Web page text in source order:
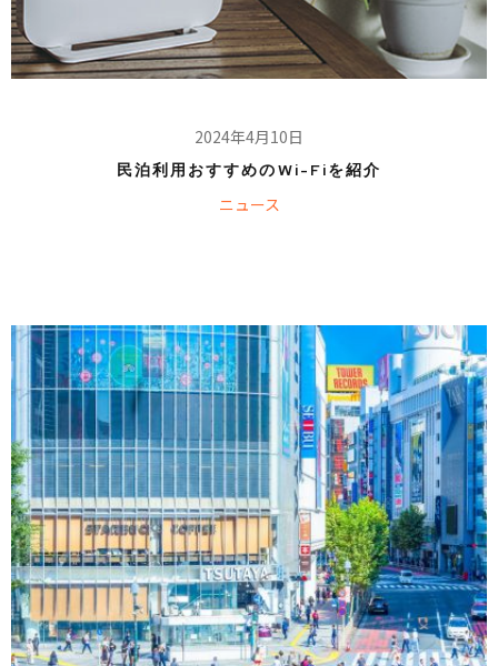
2024年4月10日
民泊利用おすすめのWi-Fiを紹介
ニュース